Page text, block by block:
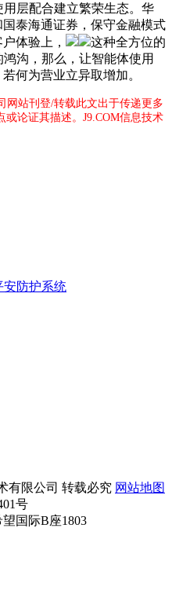
层配合建立繁荣生态。华
泰海通证券，保守金融模式
体验上，
这种全方位的
沟，那么，让智能体使用
何为营业立异取增加。
网站刊登/转载此文出于传递更多
论证其描述。J9.COM信息技术
防护系统
有限公司 转载必究 网站地图
号
国际B座1803